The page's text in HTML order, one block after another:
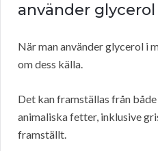
använder
När man använder glycerol i
om dess källa.
Det kan framställas från
animaliska fetter, inklusive
framställt.